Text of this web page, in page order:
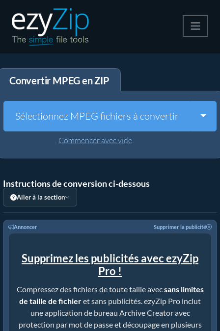
Décompresser
Autres outils
Convertir MPEG en ZIP
Sélectionnez MPEG fichiers à convertir
Commencer avec vide
Instructions de conversion ci-dessous
Aller à la section
Annoncer Supprimer la publicité
Supprimez les publicités avec ezyZip
Pro !
Compressez des fichiers de toute taille avecsans limites
de taille de fichieret sans publicités. ezyZip Pro inclut
une application de bureau Archive Creator avec
protection par mot de passe et découpage en plusieurs